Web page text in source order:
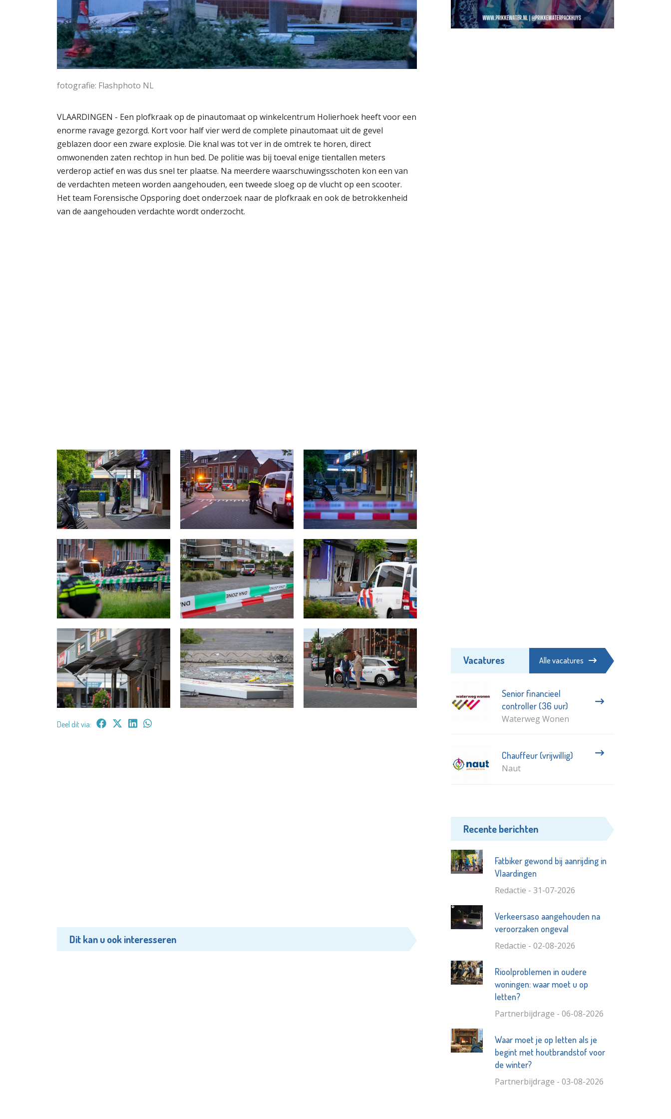
fotografie: Flashphoto NL
VLAARDINGEN - Een plofkraak op de pinautomaat op winkelcentrum Holierhoek heeft voor een
enorme ravage gezorgd. Kort voor half vier werd de complete pinautomaat uit de gevel
geblazen door een zware explosie. Die knal was tot ver in de omtrek te horen, direct
omwonenden zaten rechtop in hun bed. De politie was bij toeval enige tientallen meters
verderop actief en was dus snel ter plaatse. Na meerdere waarschuwingsschoten kon een van
de verdachten meteen worden aangehouden, een tweede sloeg op de vlucht op een scooter.
Het team Forensische Opsporing doet onderzoek naar de plofkraak en ook de betrokkenheid
van de aangehouden verdachte wordt onderzocht.
Deel dit via:
Dit kan u ook interesseren
Vacatures Alle vacatures
Senior financieel
controller (36 uur)
Waterweg Wonen
Chauffeur (vrijwillig)
Naut
Recente berichten
Fatbiker gewond bij aanrijding in
Vlaardingen
Redactie - 31-07-2026
Verkeersaso aangehouden na
veroorzaken ongeval
Redactie - 02-08-2026
Rioolproblemen in oudere
woningen: waar moet u op
letten?
Partnerbijdrage - 06-08-2026
Waar moet je op letten als je
begint met houtbrandstof voor
de winter?
Partnerbijdrage - 03-08-2026